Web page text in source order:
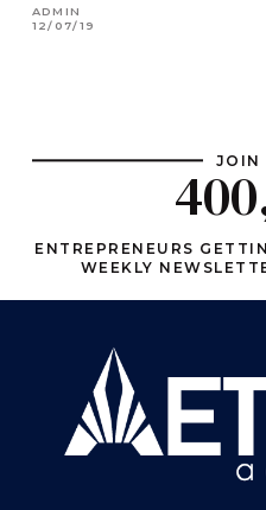
ADMIN
12/07/19
JOIN
ENTREPRENEURS
WEEKLY